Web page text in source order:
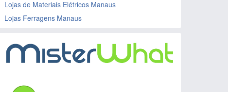
Lojas de Materiais Elétricos Manaus
Lojas Ferragens Manaus